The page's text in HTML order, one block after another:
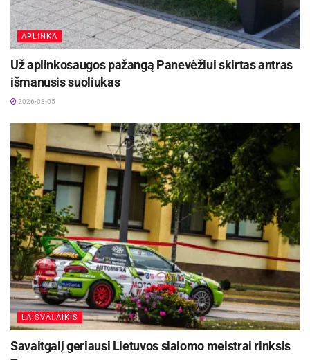
APLINKA
Už aplinkosaugos pažangą Panevėžiui skirtas antras
išmanusis suoliukas
2026-08-05
LAISVALAIKIS
Savaitgalį geriausi Lietuvos slalomo meistrai rinksis